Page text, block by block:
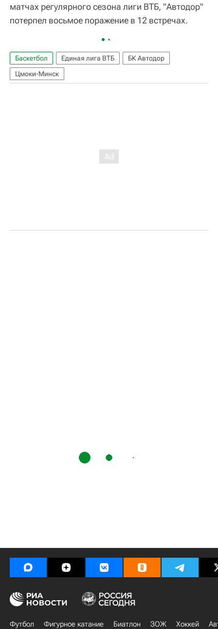
матчах регулярного сезона лиги ВТБ, "Автодор"
потерпел восьмое поражение в 12 встречах.
Баскетбол Единая лига ВТБ
БК Автодор
Цмоки-Минск
Футбол Фигурное катание Биатлон ЗОЖ Хоккей